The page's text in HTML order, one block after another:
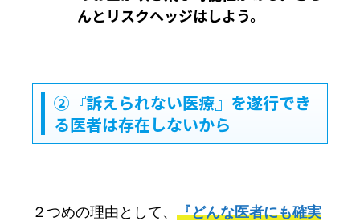
んとリスクヘッジはしよう。
②『訴えられない医療』を遂行でき
る医者は存在しないから
２つめの理由として、 『どんな医者にも確実